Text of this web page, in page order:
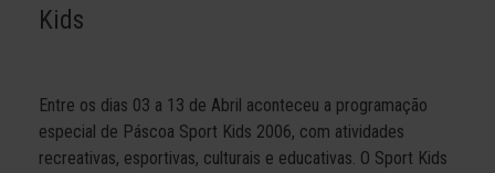
Kids
Entre os dias 03 a 13 de Abril aconteceu a programação
especial de Páscoa Sport Kids 2006, com atividades
recreativas, esportivas, culturais e educativas. O Sport Kids